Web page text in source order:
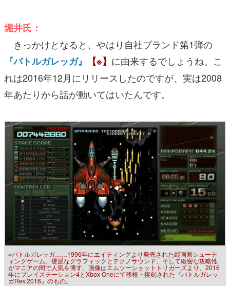
堀井氏：
きっかけとなると、やはり自社ブランド第1弾の
『バトルガレッガ』
【※】 に由来するでしょうね。こ
れは2016年12月にリリースしたのですが、実は2008
年あたりから話が動いてはいたんです。
※バトルガレッガ……1996年にエイティングより発売された縦画面シューテ
ィングゲーム。硬派なグラフィックとテクノサウンド、そして緻密な攻略性
がマニアの間で人気を博す。画像はエムツーショットトリガーズより、2016
年にプレイステーション4とXbox Oneにて移植・復刻された『バトルガレッ
ガRev.2016』のもの。